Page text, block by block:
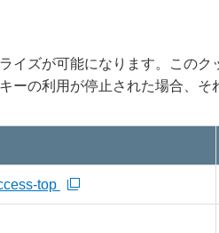
イズが可能になります。この
の利用が停止された場合、
top